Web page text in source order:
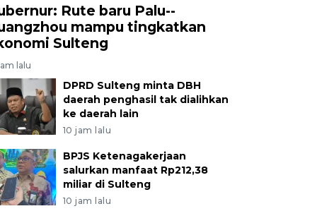
Rute baru Palu--
mampu tingkatkan
Sulteng
lalu
DPRD Sulteng minta DBH
daerah penghasil tak dialihkan
ke daerah lain
10 jam lalu
BPJS Ketenagakerjaan
salurkan manfaat Rp212,38
miliar di Sulteng
10 jam lalu